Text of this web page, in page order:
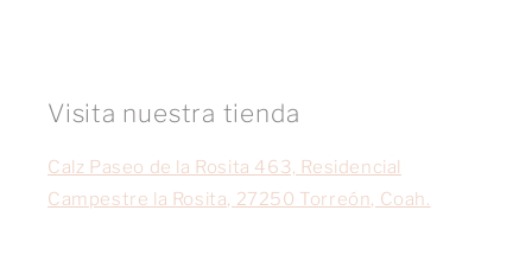
Visita nuestra tienda
Calz Paseo de la Rosita 463, Residencial
Campestre la Rosita, 27250 Torreón, Coah.